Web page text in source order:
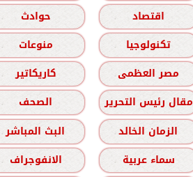
اقتصاد
حوادث
تكنولوجيا
منوعات
مصر العظمى
كاريكاتير
مقال رئيس التحرير
الصحف
الزمان الخالد
البث المباشر
سماء عربية الانفوجراف